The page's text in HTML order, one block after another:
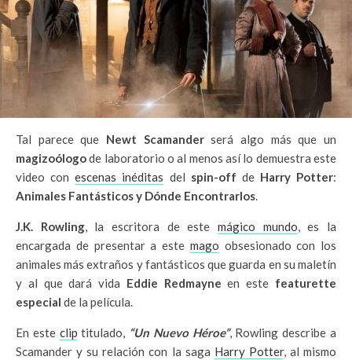
Tal parece que Newt Scamanderserá algo más que un
magizoólogode laboratorio o al menos así lo demuestra este
video conescenas inéditas del spin-off deHarry Potter:
Animales Fantásticos y Dónde Encontrarlos.
J.K. Rowling, la escritora de estemágico mundo, es la
encargada de presentar a este mago obsesionado con los
animales más extraños y fantásticos que guarda en su maletín
y al que dará vida Eddie Redmayne en este featurette
especial de la película.
En este clip titulado, “Un Nuevo Héroe”, Rowling describe a
Scamander y su relación con la saga Harry Potter, al mismo